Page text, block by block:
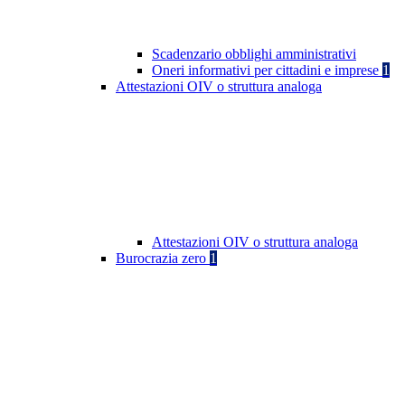
Scadenzario obblighi amministrativi
Oneri informativi per cittadini e imprese 1
Attestazioni OIV o struttura analoga
Attestazioni OIV o struttura analoga
Burocrazia zero 1